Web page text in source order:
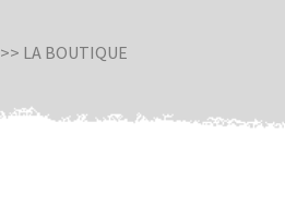
>> LA BOUTIQUE